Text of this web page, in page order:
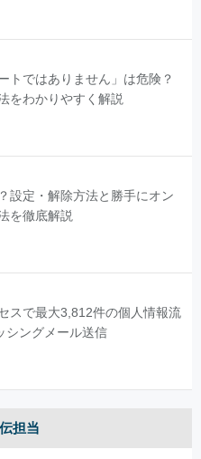
トではありません」は危険？
をわかりやすく解説
設定・解除方法と勝手にオン
を徹底解説
スで最大3,812件の個人情報流
ングメール送信
担当